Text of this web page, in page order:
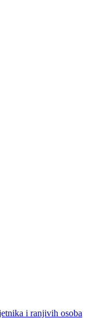
i ranjivih osoba